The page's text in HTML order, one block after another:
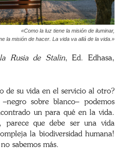
«Como la luz tiene la misión de iluminar,
la misión de hacer. La vida va allá de la vida.»
Rusia de Stalin, Ed. Edhasa,
de su vida en el servicio al otro?
sobre blanco– podemos
un para qué en la vida.
parece que debe ser una vida
la biodiversidad humana!
sabemos más.